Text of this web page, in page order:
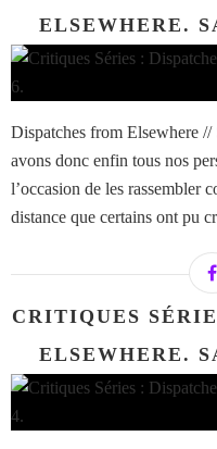
ELSEWHERE.
Dispatches from Elsewhere
avons donc enfin tous nos
l’occasion de les rassembler
distance que certains ont pu
CRITIQUES
ELSEWHERE.